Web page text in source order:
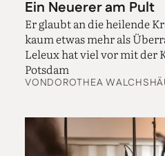
Ein Neuerer am Pult
Er glaubt an die heilende
kaum etwas mehr als
Leleux hat viel vor mit der
Potsdam
VONDOROTHEA